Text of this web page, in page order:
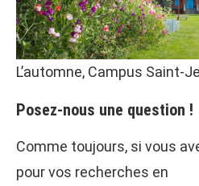
L’automne, Campus Saint-
Posez-nous une question !
Comme toujours, si vous
pour vos recherches en